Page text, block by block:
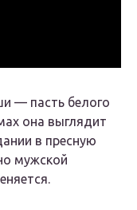
— пасть белого
она выглядит
в пресную
мужской